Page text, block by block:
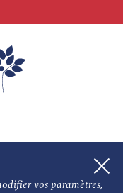
vos paramètres,